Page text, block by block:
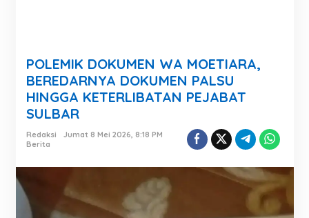
POLEMIK DOKUMEN WA MOETIARA,
BEREDARNYA DOKUMEN PALSU
HINGGA KETERLIBATAN PEJABAT
SULBAR
Redaksi
Jumat 8 Mei 2026, 8:18 PM
Berita